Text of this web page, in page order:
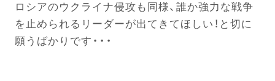
ロシアのウクライナ侵攻も同様、誰か強力な戦争
を止められるリーダーが出てきてほしい！と切に
願うばかりです・・・